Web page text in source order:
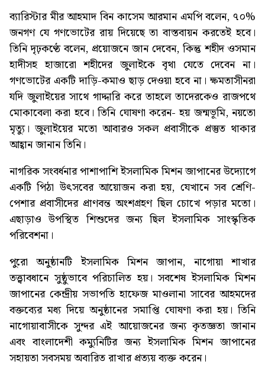
ব্যারিস্টার মীর আহমাদ বিন কাসেম আরমান এমপি বলেন, ৭০%
জনগণ যে গণভোটের রায় দিয়েছে তা বাস্তবায়ন করতেই হবে।
তিনি দৃঢ়কণ্ঠে বলেন, প্রয়োজনে জান দেবেন, কিন্তু শহীদ ওসমান
হাদীসহ হাজারো শহীদের জুলাইকে বৃথা যেতে দেবেন না।
গণভোটের একটি দাড়ি-কমাও ছাড় দেওয়া হবে না। ক্ষমতাসীনরা
যদি জুলাইয়ের সাথে গাদ্দারি করে তাহলে তাদেরকেও রাজপথে
মোকাবেলা করা হবে। তিনি ঘোষণা করেন- হয় জন্মভূমি, নয়তো
মৃত্যু। জুলাইয়ের মতো আবারও সকল প্রবাসীকে প্রস্তুত থাকার
আহ্বান জানান তিনি।
নাগরিক সংবর্ধনার পাশাপাশি ইসলামিক মিশন জাপানের উদ্যোগে
একটি পিঠা উৎসবের আয়োজন করা হয়, যেখানে সব শ্রেণি-
পেশার প্রবাসীদের প্রাণবন্ত অংশগ্রহণ ছিল চোখে পড়ার মতো।
এছাড়াও উপস্থিত শিশুদের জন্য ছিল ইসলামিক সাংস্কৃতিক
পরিবেশনা।
পুরো অনুষ্ঠানটি ইসলামিক মিশন জাপান, নাগোয়া শাখার
তত্ত্বাবধানে সুষ্ঠুভাবে পরিচালিত হয়। সবশেষ ইসলামিক মিশন
জাপানের কেন্দ্রীয় সভাপতি হাফেজ মাওলানা সাবের আহমদের
বক্তব্যের মধ্য দিয়ে অনুষ্ঠানের সমাপ্তি ঘোষণা করা হয়। তিনি
নাগোয়াবাসীকে সুন্দর এই আয়োজনের জন্য কৃতজ্ঞতা জানান
এবং বাংলাদেশী কম্যুনিটির জন্য ইসলামিক মিশন জাপানের
সহায়তা সবসময় অবারিত রাখার প্রত্যয় ব্যক্ত করেন।